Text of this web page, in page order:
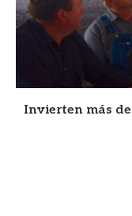
Invierten más